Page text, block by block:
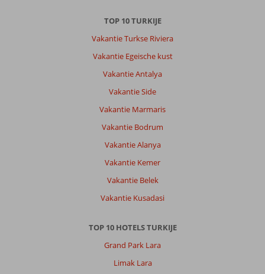
TOP 10 TURKIJE
Vakantie Turkse Riviera
Vakantie Egeische kust
Vakantie Antalya
Vakantie Side
Vakantie Marmaris
Vakantie Bodrum
Vakantie Alanya
Vakantie Kemer
Vakantie Belek
Vakantie Kusadasi
TOP 10 HOTELS TURKIJE
Grand Park Lara
Limak Lara